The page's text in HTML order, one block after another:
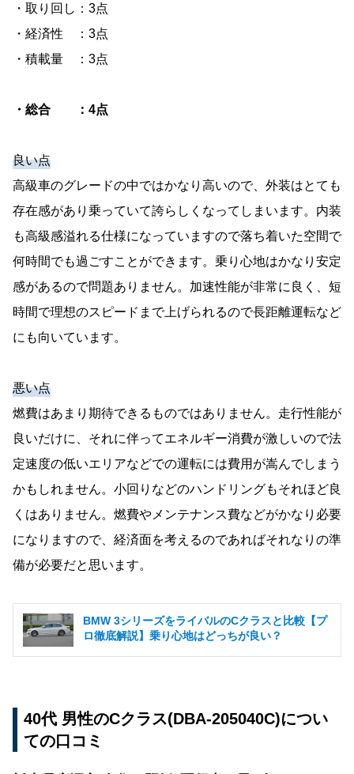
・取り回し：3点
・経済性 ：3点
・積載量 ：3点
・総合 ：4点
良い点
高級車のグレードの中ではかなり高いので、外装はとても
存在感があり乗っていて誇らしくなってしまいます。内装
も高級感溢れる仕様になっていますので落ち着いた空間で
何時間でも過ごすことができます。乗り心地はかなり安定
感があるので問題ありません。加速性能が非常に良く、短
時間で理想のスピードまで上げられるので長距離運転など
にも向いています。
悪い点
燃費はあまり期待できるものではありません。走行性能が
良いだけに、それに伴ってエネルギー消費が激しいので法
定速度の低いエリアなどでの運転には費用が嵩んでしまう
かもしれません。小回りなどのハンドリングもそれほど良
くはありません。燃費やメンテナンス費などがかなり必要
になりますので、経済面を考えるのであればそれなりの準
備が必要だと思います。
BMW 3シリーズをライバルのCクラスと比較【プ
ロ徹底解説】乗り心地はどっちが良い？
40代 男性のCクラス(DBA-205040C)につい
ての口コミ